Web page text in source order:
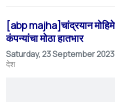
[abp majha]चांद्रयान
कंपन्यांचा मोठा हातभार
Saturday, 23 September 2023
देश